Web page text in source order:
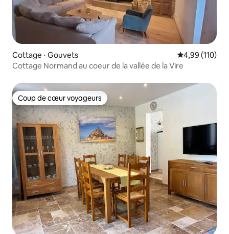
Cottage ⋅ Gouvets Évaluation
4,99 (110)
Cottage Normand au coeur de la vallée de la Vire
Coup de cœur voyageurs
Coup de cœur voyageurs